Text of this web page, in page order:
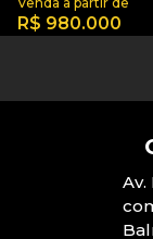
R$ 980.000
Av.